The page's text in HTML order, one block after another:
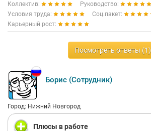
Коллектив:
Руководство:
Условия труда:
Соц.пакет:
Карьерный рост:
Посмотреть ответы (1)
Борис (Сотрудник)
Город: Нижний Новгород
Плюсы в работе